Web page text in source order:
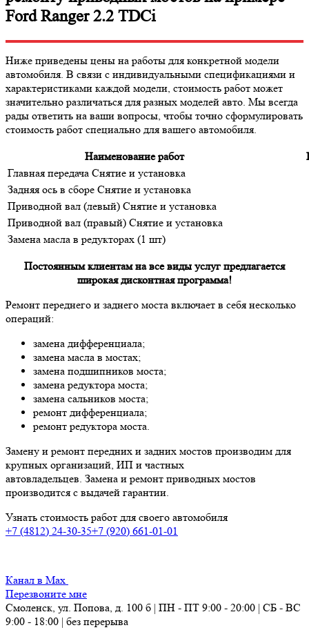
Ford Ranger 2.2 TDCi
Ниже приведены цены на работы для конкретной модели
автомобиля. В связи с индивидуальными спецификациями и
характеристиками каждой модели, стоимость работ может
значительно различаться для разных моделей авто. Мы всегда
рады ответить на ваши вопросы, чтобы точно сформулировать
стоимость работ специально для вашего автомобиля.
Наименование работ
Главная передача Снятие и установка
Задняя ось в сборе Снятие и установка
Приводной вал (левый) Снятие и установка
Приводной вал (правый) Снятие и установка
Замена масла в редукторах (1 шт)
Постоянным клиентам на все виды услуг предлагается
широкая дисконтная программа!
Ремонт переднего и заднего моста включает в себя несколько
операций:
замена дифференциала;
замена масла в мостах;
замена подшипников моста;
замена редуктора моста;
замена сальников моста;
ремонт дифференциала;
ремонт редуктора моста.
Замену и ремонт передних и задних мостов производим для
крупных организаций, ИП и частных
автовладельцев. Замена и ремонт приводных мостов
производится с выдачей гарантии.
Узнать стоимость работ для своего автомобиля
+7 (4812) 24-30-35+7 (920) 661-01-01
Канал в Max
Перезвоните мне
Смоленск, ул. Попова, д. 100 б | ПН - ПТ 9:00 - 20:00 | СБ - ВС
9:00 - 18:00 | без перерыва